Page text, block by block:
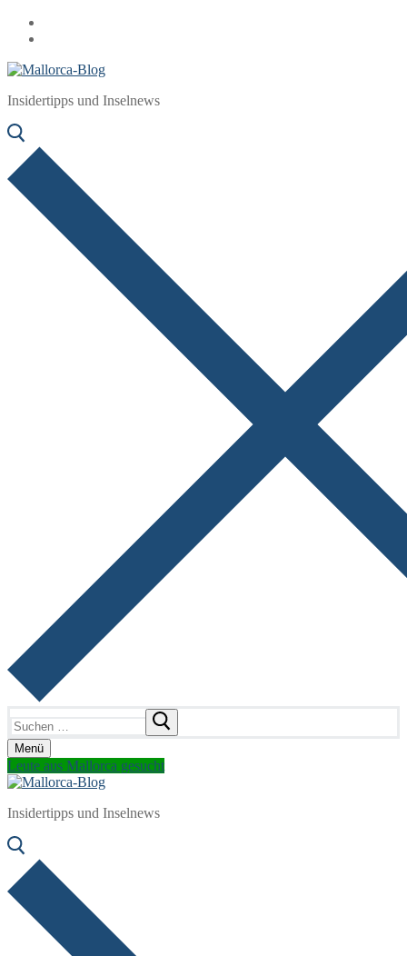
Zum
Inhalt
Menü
Schließen
Insidertipps und Inselnews
nach:
Menü
Leute aus Mallorca gesucht
Insidertipps und Inselnews